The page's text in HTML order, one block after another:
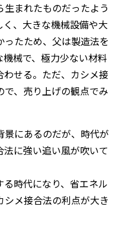
生まれたものだったよう
、大きな機械設備や大
たため、父は製造法を
械で、極力少ない材料
せる。ただ、カシメ接
、売り上げの観点でみ
景にあるのだが、時代が
に強い追い風が吹いて
る時代になり、省エネル
メ接合法の利点が大き